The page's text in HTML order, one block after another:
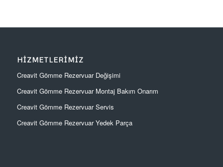
HIZMETLERIMIZ
Creavit Gömme Rezervuar Değişimi
Creavit Gömme Rezervuar Montaj Bakım Onarım
Creavit Gömme Rezervuar Servis
Creavit Gömme Rezervuar Yedek Parça